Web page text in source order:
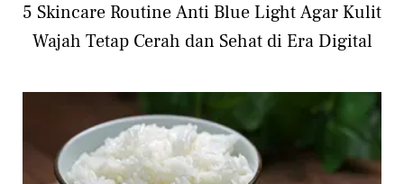
5 Skincare Routine Anti Blue Light Agar Kulit
Wajah Tetap Cerah dan Sehat di Era Digital